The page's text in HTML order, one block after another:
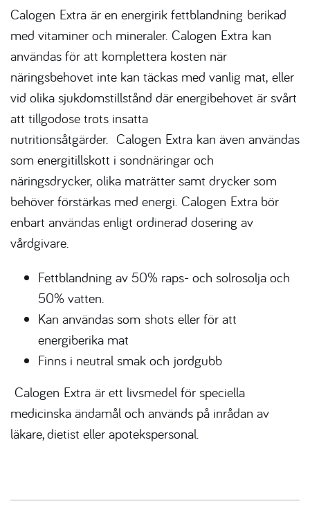
Calogen Extra är en energirik fettblandning berikad
med vitaminer och mineraler. Calogen Extra kan
användas för att komplettera kosten när
näringsbehovet inte kan täckas med vanlig mat, eller
vid olika sjukdomstillstånd där energibehovet är svårt
att tillgodose trots insatta
nutritionsåtgärder. Calogen Extra kan även användas
som energitillskott i sondnäringar och
näringsdrycker, olika maträtter samt drycker som
behöver förstärkas med energi. Calogen Extra bör
enbart användas enligt ordinerad dosering av
vårdgivare.
Fettblandning av 50% raps- och solrosolja och
50% vatten.
Kan användas som shots eller för att
energiberika mat
Finns i neutral smak och jordgubb
Calogen Extra är ett livsmedel för speciella
medicinska ändamål och används på inrådan av
läkare, dietist eller apotekspersonal.